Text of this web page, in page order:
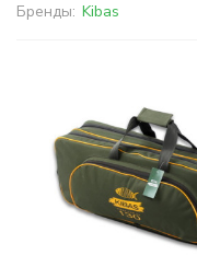
Бренды: Kibas